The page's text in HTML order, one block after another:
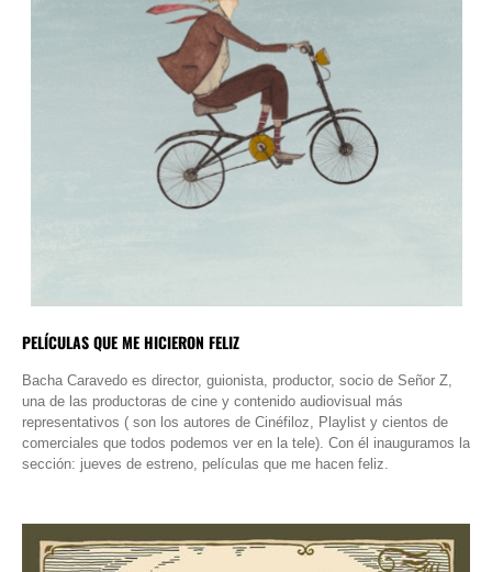
PELÍCULAS QUE ME HICIERON FELIZ
Bacha Caravedo es director, guionista, productor, socio de Señor Z,
una de las productoras de cine y contenido audiovisual más
representativos ( son los autores de Cinéfiloz, Playlist y cientos de
comerciales que todos podemos ver en la tele). Con él inauguramos la
sección: jueves de estreno, películas que me hacen feliz.